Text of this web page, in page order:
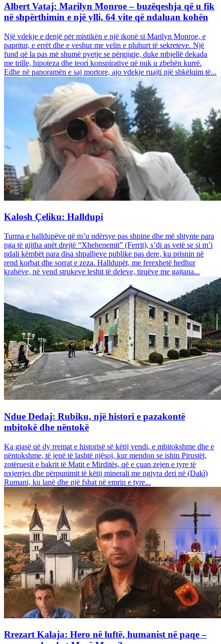
Albert Vataj: Marilyn Monroe – buzëqeshja që u fik
në shpërthimin e një ylli, 64 vite që ndaluan kohën
Një vdekje e denjë për mistikën e një ikonë si Marilyn Monroe, e
papritur, e errët dhe e veshur me velin e pluhurt të sekreteve. Një
fund që la pas më shumë pyetje se përgjigje, duke mbjellë dekada
me trille, hipoteza dhe teori konspirative që nuk u zbehën kurrë.
Edhe në panoramën e saj mortore, ajo vdekje ruajti një shkëlqim të...
Kalosh Çeliku: Halldupi
Turma e halldupëve që m’u ndërsye pas shpine dhe më shtynte para
nga të gjitha anët drejtë “Xhehenemit” (Ferrit), s’di as vetë se si m’i
ndali këmbët para disa shpalljeve publike pas dere, ku prisnin në
rend korbat dhe sorrat e zeza. Halldupët, me ferexhetë hedhur
krahëve, në vend strukeve leshit të deleve, tirqëve me gajtana...
Ndue Dedaj: Rubiku, një histori e pazakontë
mbitokë dhe nëntokë
Ka gjasë që dy rremat e historisë së këtij vendi, e mbitokshme dhe e
nëntokshme, të jenë të lashtë njësoj, kur mendon se ishin Pirustët,
zotëruesit e bakrit të Matit e Mirditës, që e çuan zejen e tyre të
nxjerrjes dhe përpunimit të këtij minerali me ngjyra deri në (Dakì)
Rumani, ku lanë dhe një fshat në emrin e tyre...
Rrezart Kalaja: Hero në luftë, humanist në paqe –